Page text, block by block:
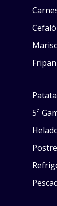
Fripan
5ª